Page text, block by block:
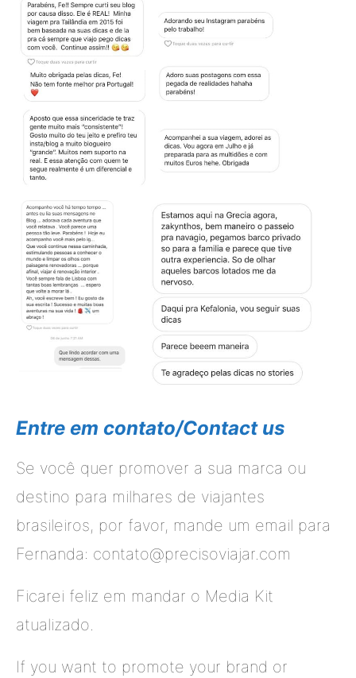
Entre em contato/Contact us
Se você quer promover a sua marca ou
destino para milhares de viajantes
brasileiros, por favor, mande um email para
Fernanda: contato@precisoviajar.com
Ficarei feliz em mandar o Media Kit
atualizado.
If you want to promote your brand or